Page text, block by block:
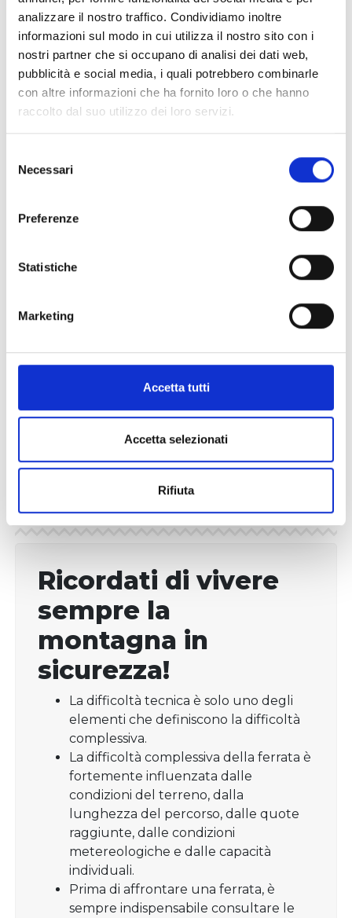
analizzare il nostro traffico. Condividiamo inoltre
informazioni sul modo in cui utilizza il nostro sito con i
nostri partner che si occupano di analisi dei dati web,
pubblicità e social media, i quali potrebbero combinarle
con altre informazioni che ha fornito loro o che hanno
raccolto dal suo utilizzo dei loro servizi.
delNecessari
Preferenze
Statistiche
Marketing
Accetta tutti
Accetta selezionati
Rifiuta
Ricordati di vivere
sempre la
montagna in
sicurezza!
La difficoltà tecnica è solo uno degli
elementi che definiscono la difficoltà
complessiva.
La difficoltà complessiva della ferrata è
fortemente influenzata dalle
condizioni del terreno, dalla
lunghezza del percorso, dalle quote
raggiunte, dalle condizioni
metereologiche e dalle capacità
individuali.
Prima di affrontare una ferrata, è
sempre indispensabile consultare le